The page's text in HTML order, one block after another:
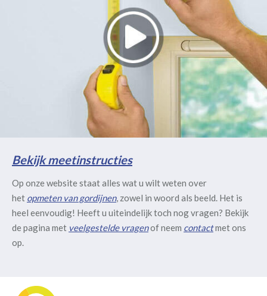
Bekijk meetinstructies
Op onze website staat alles wat u wilt weten over
het opmeten van gordijnen, zowel in woord als beeld. Het is
heel eenvoudig! Heeft u uiteindelijk toch nog vragen? Bekijk
de pagina met veelgestelde vragenof neem contactmet ons
op.